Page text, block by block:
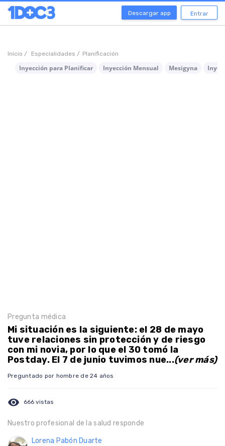
Descargar app Entrar
Inicio / Especialidades / Planificación
Inyección para Planificar Inyección Mensual Mesigyna
Pregunta médica
Mi situación es la siguiente: el 28 de mayo
tuve relaciones sin protección y de riesgo
con mi novia, por lo que el 30 tomó la
Postday. El 7 de junio tuvimos nue...(ver más)
Preguntado por hombre de 24 años
visibility 666 vistas
Nuestro profesional de la salud responde
Lorena Pabón Duarte